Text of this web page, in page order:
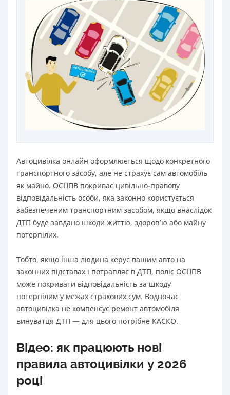
Автоцивілка онлайн оформлюється щодо конкретного
транспортного засобу, але не страхує сам автомобіль
як майно. ОСЦПВ покриває цивільно-правову
відповідальність особи, яка законно користується
забезпеченим транспортним засобом, якщо внаслідок
ДТП буде завдано шкоди життю, здоров’ю або майну
потерпілих.
Тобто, якщо інша людина керує вашим авто на
законних підставах і потрапляє в ДТП, поліс ОСЦПВ
може покривати відповідальність за шкоду
потерпілим у межах страхових сум. Водночас
автоцивілка не компенсує ремонт автомобіля
винуватця ДТП — для цього потрібне КАСКО.
Відео: як працюють нові
правила автоцивілки у 2026
році